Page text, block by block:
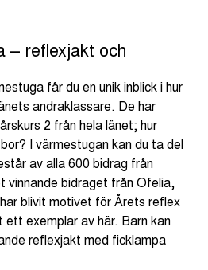
– reflexjakt och
får du en unik inblick i hur
andraklassare. De har
2 från hela länet; hur
I värmestugan kan du ta del
av alla 600 bidrag från
vinnande bidraget från Ofelia,
blivit motivet för Årets reflex
ett exemplar av här. Barn kan
reflexjakt med ficklampa